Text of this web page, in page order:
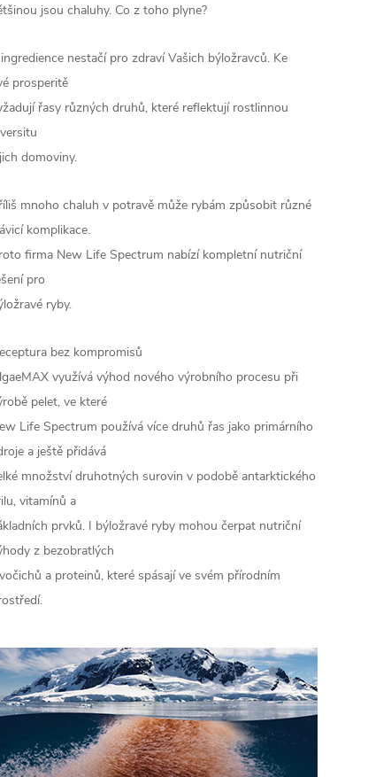
jsou chaluhy. Co z toho plyne?
nestačí pro zdraví Vašich býložravců. Ke
prosperitě
řasy různých druhů, které reflektují rostlinnou
domoviny.
mnoho chaluh v potravě může rybám způsobit různé
komplikace.
firma New Life Spectrum nabízí kompletní nutriční
pro
ryby.
bez kompromisů
využívá výhod nového výrobního procesu při
pelet, ve které
Life Spectrum používá více druhů řas jako primárního
a ještě přidává
množství druhotných surovin v podobě antarktického
vitamínů a
prvků. I býložravé ryby mohou čerpat nutriční
z bezobratlých
a proteinů, které spásají ve svém přírodním